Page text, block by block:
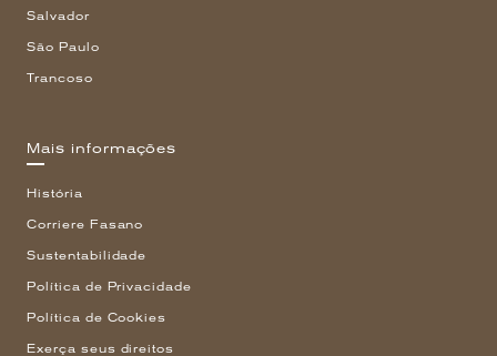
Salvador
São Paulo
Trancoso
Mais informações
História
Corriere Fasano
Sustentabilidade
Política de Privacidade
Política de Cookies
Exerça seus direitos